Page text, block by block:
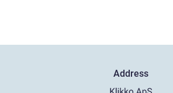
Address